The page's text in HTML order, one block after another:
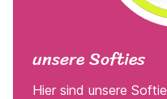
unsere Softies
Hier sind unsere